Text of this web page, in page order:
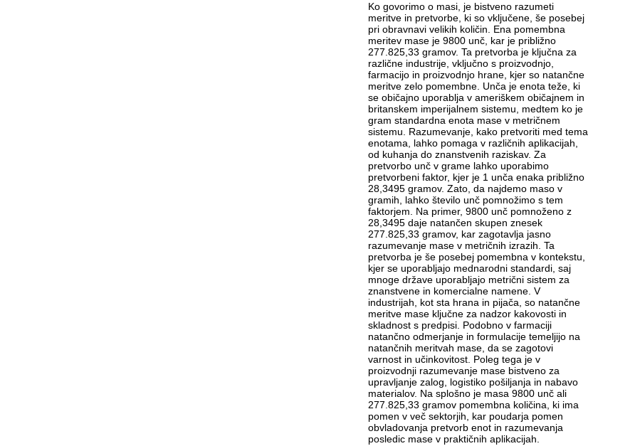
Ko govorimo o masi, je bistveno razumeti
meritve in pretvorbe, ki so vključene, še posebej
pri obravnavi velikih količin. Ena pomembna
meritev mase je 9800 unč, kar je približno
277.825,33 gramov. Ta pretvorba je ključna za
različne industrije, vključno s proizvodnjo,
farmacijo in proizvodnjo hrane, kjer so natančne
meritve zelo pomembne. Unča je enota teže, ki
se običajno uporablja v ameriškem običajnem in
britanskem imperijalnem sistemu, medtem ko je
gram standardna enota mase v metričnem
sistemu. Razumevanje, kako pretvoriti med tema
enotama, lahko pomaga v različnih aplikacijah,
od kuhanja do znanstvenih raziskav. Za
pretvorbo unč v grame lahko uporabimo
pretvorbeni faktor, kjer je 1 unča enaka približno
28,3495 gramov. Zato, da najdemo maso v
gramih, lahko število unč pomnožimo s tem
faktorjem. Na primer, 9800 unč pomnoženo z
28,3495 daje natančen skupen znesek
277.825,33 gramov, kar zagotavlja jasno
razumevanje mase v metričnih izrazih. Ta
pretvorba je še posebej pomembna v kontekstu,
kjer se uporabljajo mednarodni standardi, saj
mnoge države uporabljajo metrični sistem za
znanstvene in komercialne namene. V
industrijah, kot sta hrana in pijača, so natančne
meritve mase ključne za nadzor kakovosti in
skladnost s predpisi. Podobno v farmaciji
natančno odmerjanje in formulacije temeljijo na
natančnih meritvah mase, da se zagotovi
varnost in učinkovitost. Poleg tega je v
proizvodnji razumevanje mase bistveno za
upravljanje zalog, logistiko pošiljanja in nabavo
materialov. Na splošno je masa 9800 unč ali
277.825,33 gramov pomembna količina, ki ima
pomen v več sektorjih, kar poudarja pomen
obvladovanja pretvorb enot in razumevanja
posledic mase v praktičnih aplikacijah.